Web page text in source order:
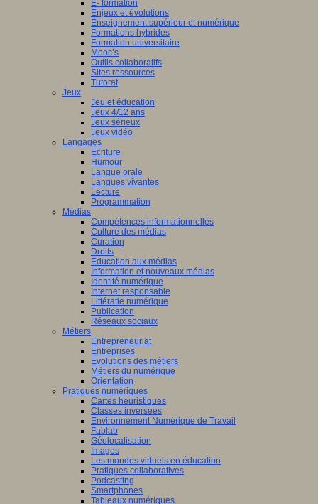
E- formation
Enjeux et évolutions
Enseignement supérieur et numérique
Formations hybrides
Formation universitaire
Mooc’s
Outils collaboratifs
Sites ressources
Tutorat
Jeux
Jeu et éducation
Jeux 4/12 ans
Jeux sérieux
Jeux vidéo
Langages
Ecriture
Humour
Langue orale
Langues vivantes
Lecture
Programmation
Médias
Compétences informationnelles
Culture des médias
Curation
Droits
Education aux médias
Information et nouveaux médias
Identité numérique
Internet responsable
Littératie numérique
Publication
Réseaux sociaux
Métiers
Entrepreneuriat
Entreprises
Evolutions des métiers
Métiers du numérique
Orientation
Pratiques numériques
Cartes heuristiques
Classes inversées
Environnement Numérique de Travail
Fablab
Géolocalisation
Images
Les mondes virtuels en éducation
Pratiques collaboratives
Podcasting
Smartphones
Tableaux numériques